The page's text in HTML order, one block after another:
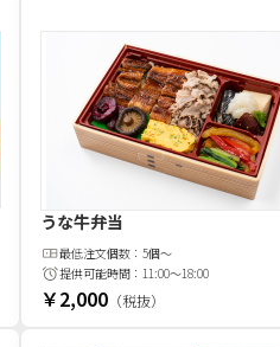
うな牛弁当
最低注文個数：5個～
提供可能時間：11:00～18:00
￥2,000 （税抜）